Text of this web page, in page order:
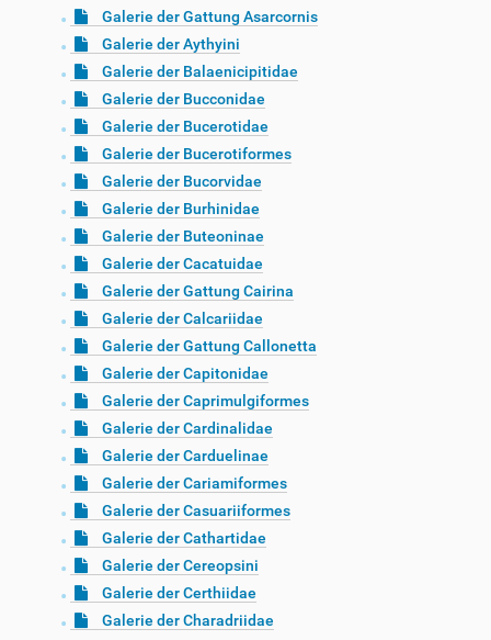
Galerie der Gattung Asarcornis
Galerie der Aythyini
Galerie der Balaenicipitidae
Galerie der Bucconidae
Galerie der Bucerotidae
Galerie der Bucerotiformes
Galerie der Bucorvidae
Galerie der Burhinidae
Galerie der Buteoninae
Galerie der Cacatuidae
Galerie der Gattung Cairina
Galerie der Calcariidae
Galerie der Gattung Callonetta
Galerie der Capitonidae
Galerie der Caprimulgiformes
Galerie der Cardinalidae
Galerie der Carduelinae
Galerie der Cariamiformes
Galerie der Casuariiformes
Galerie der Cathartidae
Galerie der Cereopsini
Galerie der Certhiidae
Galerie der Charadriidae